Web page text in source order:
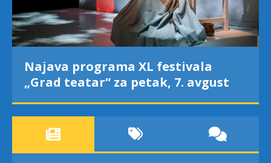
Najava programa XL festivala
„Grad teatar“ za petak, 7. avgust